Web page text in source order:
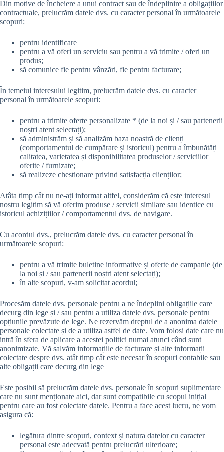
Din motive de încheiere a unui contract sau de îndeplinire a obligațiilor
contractuale, prelucrăm datele dvs. cu caracter personal în următoarele
scopuri:
pentru identificare
pentru a vă oferi un serviciu sau pentru a vă trimite / oferi un
produs;
să comunice fie pentru vânzări, fie pentru facturare;
În temeiul interesului legitim, prelucrăm datele dvs. cu caracter
personal în următoarele scopuri:
pentru a trimite oferte personalizate * (de la noi și / sau partenerii
noștri atent selectați);
să administrăm și să analizăm baza noastră de clienți
(comportamentul de cumpărare și istoricul) pentru a îmbunătăți
calitatea, varietatea și disponibilitatea produselor / serviciilor
oferite / furnizate;
să realizeze chestionare privind satisfacția clienților;
Atâta timp cât nu ne-ați informat altfel, considerăm că este interesul
nostru legitim să vă oferim produse / servicii similare sau identice cu
istoricul achizițiilor / comportamentul dvs. de navigare.
Cu acordul dvs., prelucrăm datele dvs. cu caracter personal în
următoarele scopuri:
pentru a vă trimite buletine informative și oferte de campanie (de
la noi și / sau partenerii noștri atent selectați);
în alte scopuri, v-am solicitat acordul;
Procesăm datele dvs. personale pentru a ne îndeplini obligațiile care
decurg din lege și / sau pentru a utiliza datele dvs. personale pentru
opțiunile prevăzute de lege. Ne rezervăm dreptul de a anonima datele
personale colectate și de a utiliza astfel de date. Vom folosi date care nu
intră în sfera de aplicare a acestei politici numai atunci când sunt
anonimizate. Vă salvăm informațiile de facturare și alte informații
colectate despre dvs. atât timp cât este necesar în scopuri contabile sau
alte obligații care decurg din lege
Este posibil să prelucrăm datele dvs. personale în scopuri suplimentare
care nu sunt menționate aici, dar sunt compatibile cu scopul inițial
pentru care au fost colectate datele. Pentru a face acest lucru, ne vom
asigura că:
legătura dintre scopuri, context și natura datelor cu caracter
personal este adecvată pentru prelucrări ulterioare;